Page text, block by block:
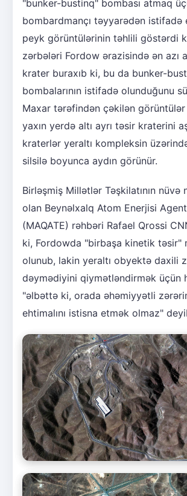
"bunker-bustinq" bombası atmaq
bombardmançı təyyarədən istifadə
peyk görüntülərinin təhlili göstərdi
zərbələri Fordow ərazisində ən azı
krater buraxıb ki, bu da bunker-
bombalarının istifadə olunduğunu
Maxar tərəfindən çəkilən
yaxın yerdə altı ayrı təsir kraterini
kraterlər yeraltı kompleksin
silsilə boyunca aydın görünür.
Birləşmiş Millətlər Təşkilatının nüvə
olan Beynəlxalq Atom Enerjisi
(MAQATE) rəhbəri Rafael Qrossi
ki, Fordowda "birbaşa kinetik təsir"
olunub, lakin yeraltı obyektə daxili
dəymədiyini qiymətləndirmək üçün
"əlbəttə ki, orada əhəmiyyətli
ehtimalını istisna etmək olmaz"